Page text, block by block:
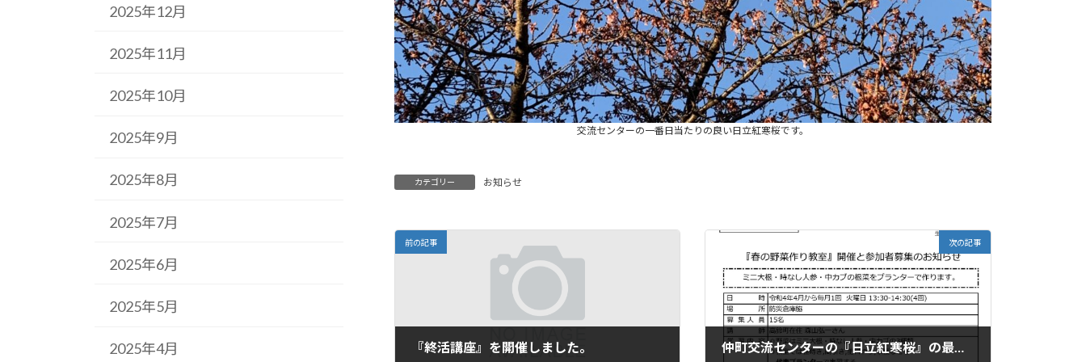
交流センターの一番日当たりの良い日立紅寒桜です。
カテゴリー お知らせ
前の記事
『終活講座』を開催しました。
次の記事
仲町交流センターの『日立紅寒桜』の最新状況
2025年12月
2025年11月
2025年10月
2025年9月
2025年8月
2025年7月
2025年6月
2025年5月
2025年4月